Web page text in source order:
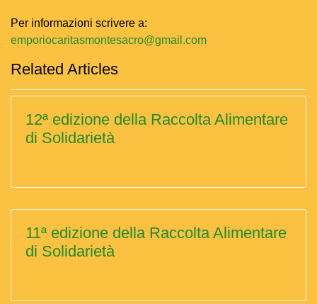
Per informazioni scrivere a:
emporiocaritasmontesacro@gmail.com
Related Articles
12ª edizione della Raccolta Alimentare
di Solidarietà
11ª edizione della Raccolta Alimentare
di Solidarietà